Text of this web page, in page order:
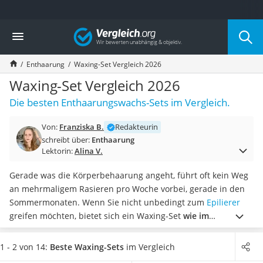
Die beliebtesten Vergleiche nach Kategorie
Drogerie
Inhalator
Haarschneider
Rollator
Braun Rasierer
Katzenklappe (Chip)
Masturbator
Massagepistole
Reisehaartrockner
Eiweißpulver
Magnesiumpräparat
Katzenklappe
Nackenmassagegerät
Zeckenschutz Katze
Vergleich
Enthaarung Waxing-Set Vergleich 2026
Waxing-Set Vergleich 2026
Die besten Enthaarungswachs-Sets im Vergleich.
Von: Franziska B.
Redakteurin
schreibt über: Enthaarung
Lektorin:Alina V.
Gerade was die Körperbehaarung angeht, führt oft kein Weg
an mehrmaligem Rasieren pro Woche vorbei, gerade in den
Sommermonaten. Wenn Sie nicht unbedingt zum Epilierer
greifen möchten, bietet sich ein Waxing-Set wie im
Kosmetiksalonhervorragend an. Online-Tests berichten
zudem von verschiedenen Aromen und Farben der
1 - 2 von 14: Beste Waxing-Sets im Vergleich